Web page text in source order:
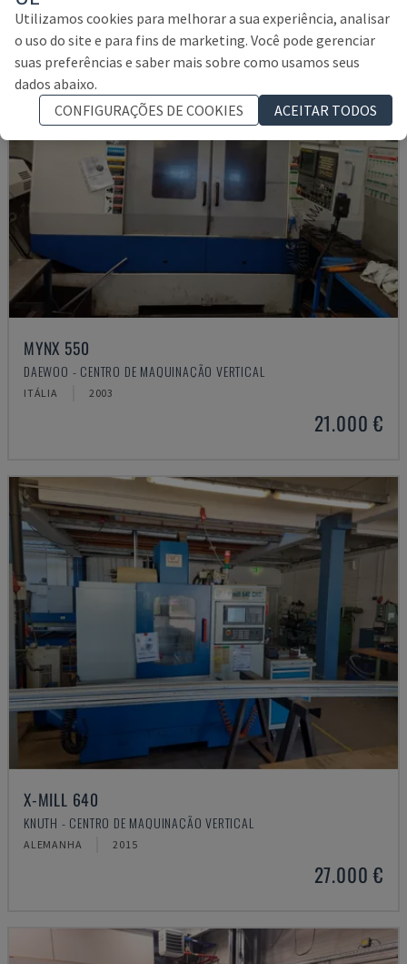
MYNX 550
DAEWOO - CENTRO DE MAQUINAÇÃO VERTICAL
ITÁLIA 2003
21.000 €
X-MILL 640
KNUTH - CENTRO DE MAQUINAÇÃO VERTICAL
ALEMANHA 2015
27.000 €
Utilizamos cookies para melhorar a sua experiência, analisar
o uso do site e para fins de marketing. Você pode gerenciar
suas preferências e saber mais sobre como usamos seus
dados abaixo.
CONFIGURAÇÕES DE COOKIES
ACEITAR TODOS